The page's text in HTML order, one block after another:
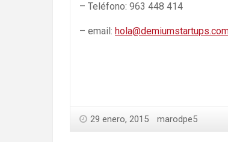
– Teléfono: 963 448 414
– email:
29 enero, 2015 marodpe5